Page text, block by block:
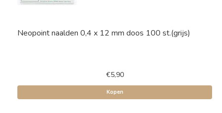
Neopoint naalden 0,4 x 12 mm doos 100 st.(grijs)
€5,90
Kopen